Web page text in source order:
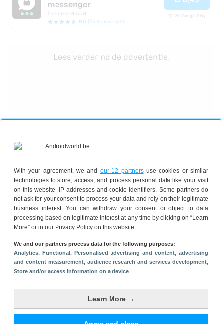
With your agreement, we and our 12 partnersuse cookies or similar
technologies to store, access, and process personal data like your visit
on this website, IP addresses and cookie identifiers. Some partners do
not ask for your consent to process your data and rely on their legitimate
business interest. You can withdraw your consent or object to data
processing based on legitimate interest at any time by clicking on “Learn
More” or in our Privacy Policy on this website.
We and our partners process data for the following purposes:
Analytics, Functional, Personalised advertising and content, advertising
and content measurement, audience research and services development,
Store and/or access information on a device
Learn More →
messenger
Threema GmbH
9.0 (75.4k reviews)
Via Google Play
Lees verder na de advertentie.
Google Berichten
Google Berichten staat standaard op bijn alle
Android-telefoons geïnstalleerd en is een combinatie
van SMS en RCS (Rich Communication Services),
Het oogt nog lang niet zo mooi als WhatsApp of de
Denk aan groepsgesprekken starten, media
verzenden en verzendbevestigingen zien. Omdat de
app vaak standaard op Android-telefoons staat, is de